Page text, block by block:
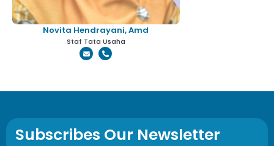
Novita Hendrayani, Amd
Staf Tata Usaha
Subscribes Our Newsletter